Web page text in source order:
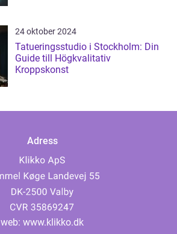
24 oktober 2024
Tatueringsstudio i Stockholm: Din
Guide till Högkvalitativ
Kroppskonst
Adress
web: www.klikko.dk